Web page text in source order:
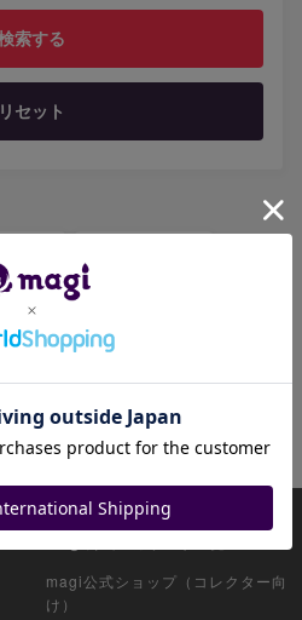
リセット
magi公式ショップ（コレクター向
け）